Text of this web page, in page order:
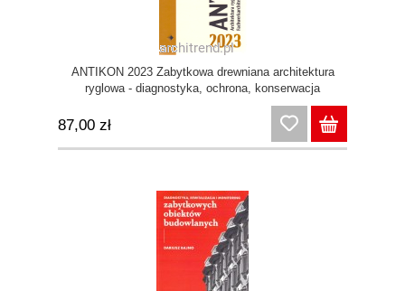
ANTIKON 2023 Zabytkowa drewniana architektura
ryglowa - diagnostyka, ochrona, konserwacja
87,00 zł